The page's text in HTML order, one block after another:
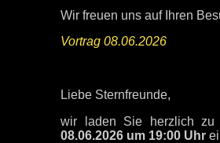
Wir freuen uns auf Ihren
Vortrag 08.06.2026
Liebe Sternfreunde,
wir laden Sie herzlich zu
08.06.2026 um 19:00 Uhr